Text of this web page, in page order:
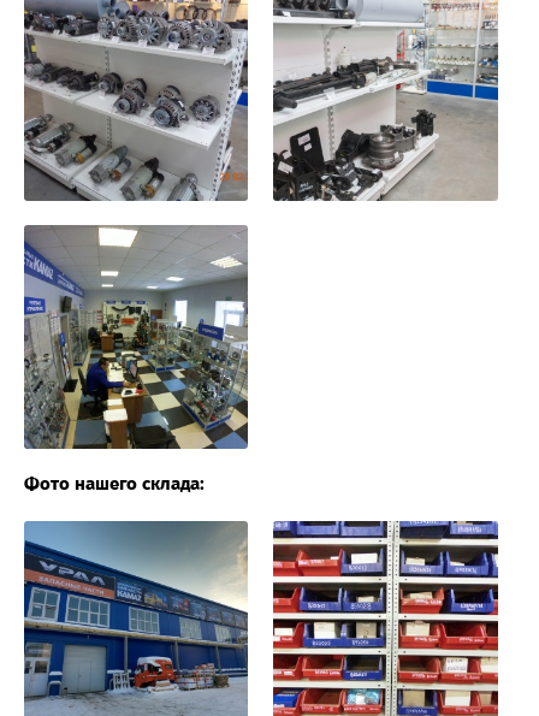
Фото нашего склада: